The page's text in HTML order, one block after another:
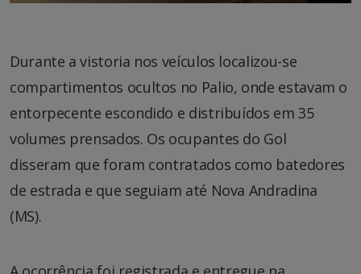
Durante a vistoria nos veículos localizou-se
compartimentos ocultos no Palio, onde estavam o
entorpecente escondido e distribuídos em 35
volumes prensados. Os ocupantes do Gol
disseram que foram contratados como batedores
de estrada e que seguiam até Nova Andradina
(MS).